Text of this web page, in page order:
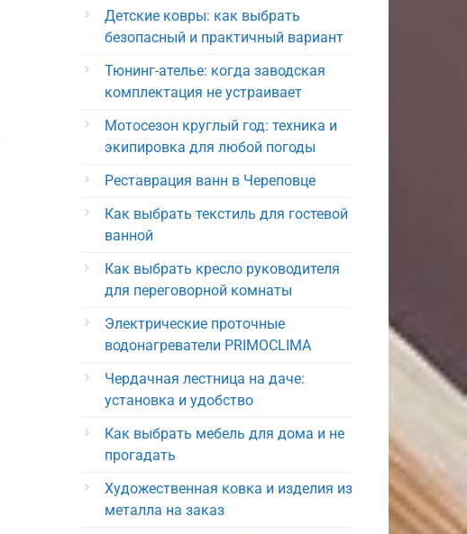
Детские ковры: как выбрать
безопасный и практичный вариант
Тюнинг-ателье: когда заводская
комплектация не устраивает
Мотосезон круглый год: техника и
экипировка для любой погоды
Реставрация ванн в Череповце
Как выбрать текстиль для гостевой
ванной
Как выбрать кресло руководителя
для переговорной комнаты
Электрические проточные
водонагреватели PRIMOCLIMA
Чердачная лестница на даче:
установка и удобство
Как выбрать мебель для дома и не
прогадать
Художественная ковка и изделия из
металла на заказ